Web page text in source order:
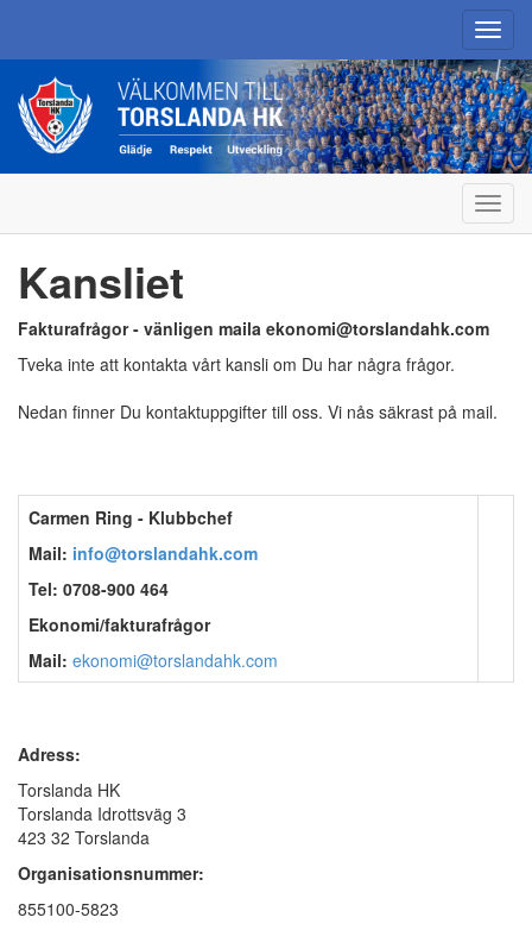
Kansliet
Fakturafrågor - vänligen maila ekonomi@torslandahk.com
Tveka inte att kontakta vårt kansli om Du har några frågor.
Nedan finner Du kontaktuppgifter till oss. Vi nås säkrast på mail.
Carmen Ring - Klubbchef
Mail: info@torslandahk.com
Tel: 0708-900 464
Ekonomi/fakturafrågor
Mail: ekonomi@torslandahk.com
Adress:
Torslanda HK
Torslanda Idrottsväg 3
423 32 Torslanda
Organisationsnummer:
855100-5823